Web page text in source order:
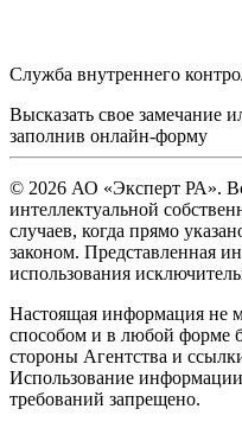
Служба внутреннего
Высказать свое замечание
заполнив онлайн-форму
© 2026 АО «Эксперт РА».
интеллектуальной
случаев, когда прямо
законом. Представленная
использования
Настоящая информация не
способом и в любой форме
стороны Агентства и
Использование
требований запрещено.